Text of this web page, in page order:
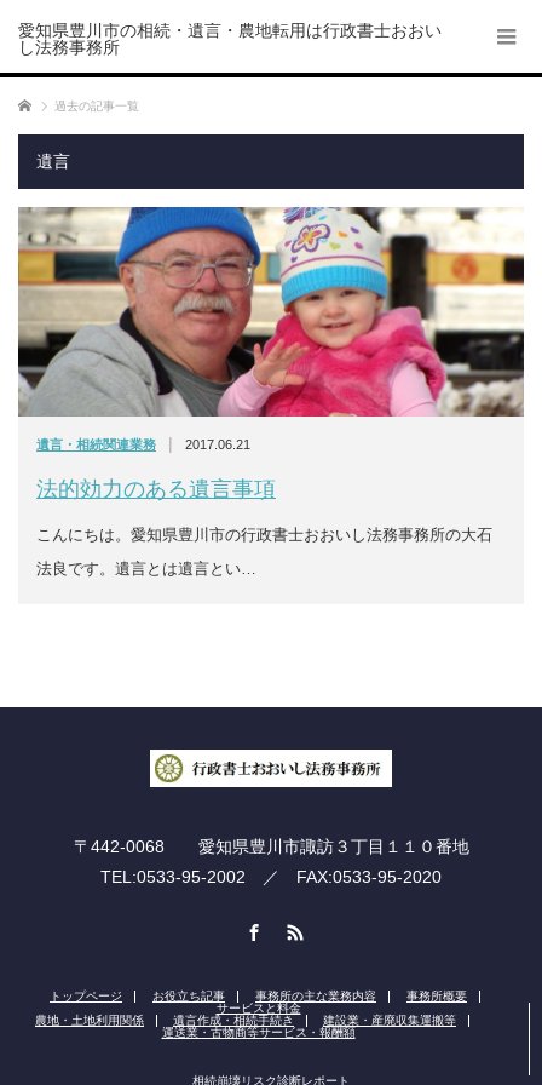
愛知県豊川市の相続・遺言・農地転用は行政書士おおい
し法務事務所
ホーム 過去の記事一覧
遺言
遺言・相続関連業務 | 2017.06.21
法的効力のある遺言事項
こんにちは。愛知県豊川市の行政書士おおいし法務事務所の大石
法良です。遺言とは遺言とい…
〒442-0068 愛知県豊川市諏訪３丁目１１０番地
TEL:0533-95-2002 ／ FAX:0533-95-2020
トップページ お役立ち記事 事務所の主な業務内容
事務所概要
サービスと料金
農地・土地利用関係
遺言作成・相続手続き
建設業・産廃収集運搬等
運送業・古物商等サービス・報酬額
相続崩壊リスク診断レポート